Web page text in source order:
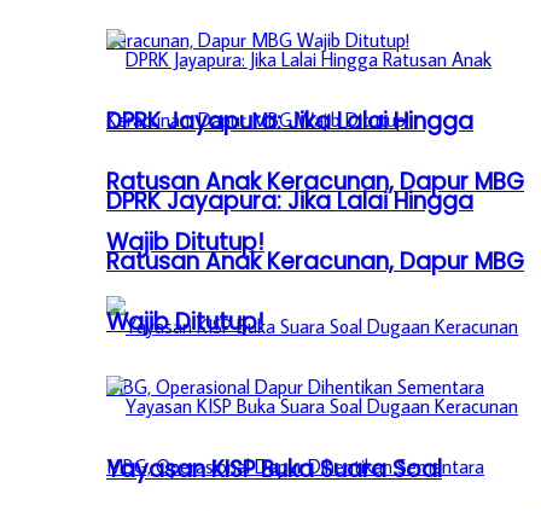
DPRK Jayapura: Jika Lalai Hingga
Ratusan Anak Keracunan, Dapur MBG
Wajib Ditutup!
Yayasan KISP Buka Suara Soal
DPRK Jayapura: Jika Lalai Hingga
Ratusan Anak Keracunan, Dapur MBG
Wajib Ditutup!